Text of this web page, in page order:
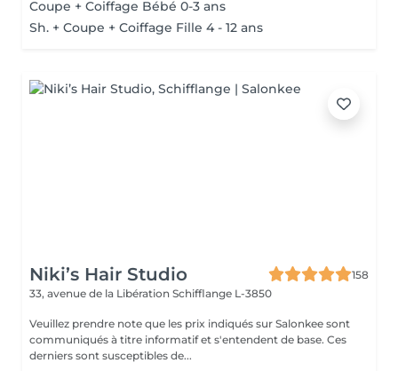
Coupe + Coiffage Bébé 0-3 ans
Sh. + Coupe + Coiffage Fille 4 - 12 ans
Niki’s Hair Studio
158
33, avenue de la Libération Schifflange L-3850
Veuillez prendre note que les prix indiqués sur Salonkee sont
communiqués à titre informatif et s'entendent de base. Ces
derniers sont susceptibles de...